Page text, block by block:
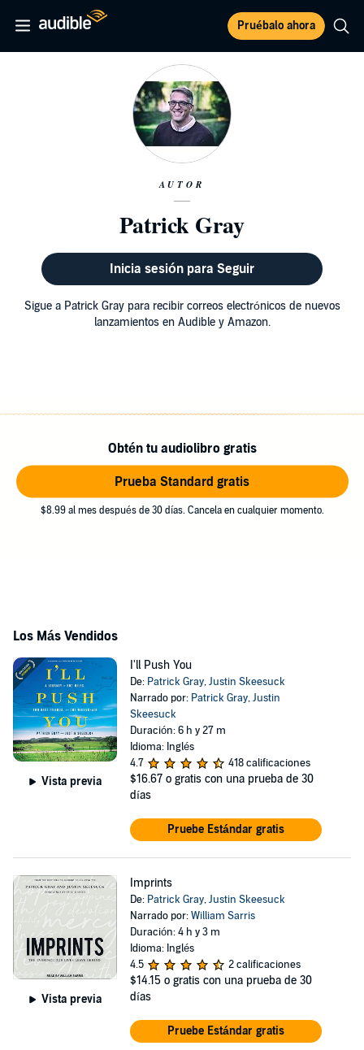
Pruébalo ahora
AUTOR
Patrick Gray
Inicia sesión para Seguir
Sigue a Patrick Gray para recibir correos electrónicos de nuevos
lanzamientos en Audible y Amazon.
Obtén tu audiolibro gratis
Prueba Standard gratis
$8.99 al mes después de 30 días. Cancela en cualquier momento.
Los Más Vendidos
Vista previa
I'll Push You
De: Patrick Gray,Justin Skeesuck
Narrado por: Patrick Gray,Justin
Skeesuck
Duración: 6 h y 27 m
Idioma: Inglés
4.7
418 calificaciones
$16.67 o gratis con una prueba de 30
días
Pruebe Estándar gratis
Vista previa
Imprints
De: Patrick Gray,Justin Skeesuck
Narrado por:William Sarris
Duración: 4 h y 3 m
Idioma: Inglés
4.5
2 calificaciones
$14.15 o gratis con una prueba de 30
días
Pruebe Estándar gratis